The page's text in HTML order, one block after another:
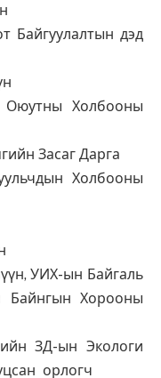
Байгуулалтын дэд
Холбооны
Засаг Дарга
Холбооны
УИХ-ын Байгаль
Байнгын Хорооны
ЗД-ын Экологи
орлогч